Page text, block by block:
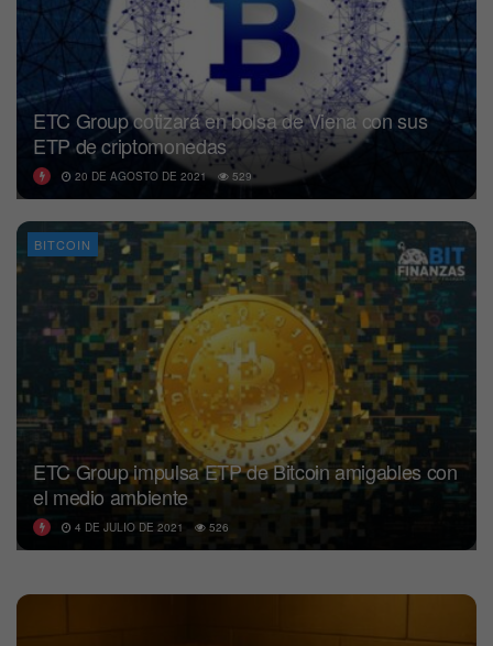
ETC Group cotizará en bolsa de Viena con sus
ETP de criptomonedas
20 DE AGOSTO DE 2021 529
BITCOIN
ETC Group impulsa ETP de Bitcoin amigables con
el medio ambiente
4 DE JULIO DE 2021 526